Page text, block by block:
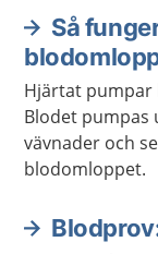
Så
Hjärtat pumpar
Blodet pumpas
vävnader och
blodomloppet.